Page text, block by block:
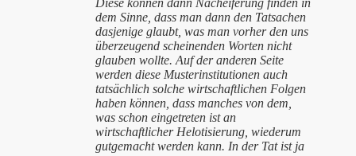
Diese können dann Nacheiferung finden in
dem Sinne, dass man dann den Tatsachen
dasjenige glaubt, was man vorher den uns
überzeugend scheinenden Worten nicht
glauben wollte. Auf der anderen Seite
werden diese Musterinstitutionen auch
tatsächlich solche wirtschaftlichen Folgen
haben können, dass manches von dem,
was schon eingetreten ist an
wirtschaftlicher Helotisierung, wiederum
gutgemacht werden kann. In der Tat ist ja